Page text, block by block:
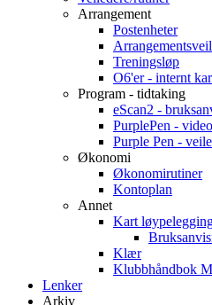
Arrangement
Postenheter
Treningsløp
O6'er - internt
Program - tidtaking
eScan2 -
PurplePen - video
Purple Pen -
Økonomi
Økonomirutiner
Kontoplan
Annet
Kart
Klær
Klubbhåndbok
Lenker
Arkiv